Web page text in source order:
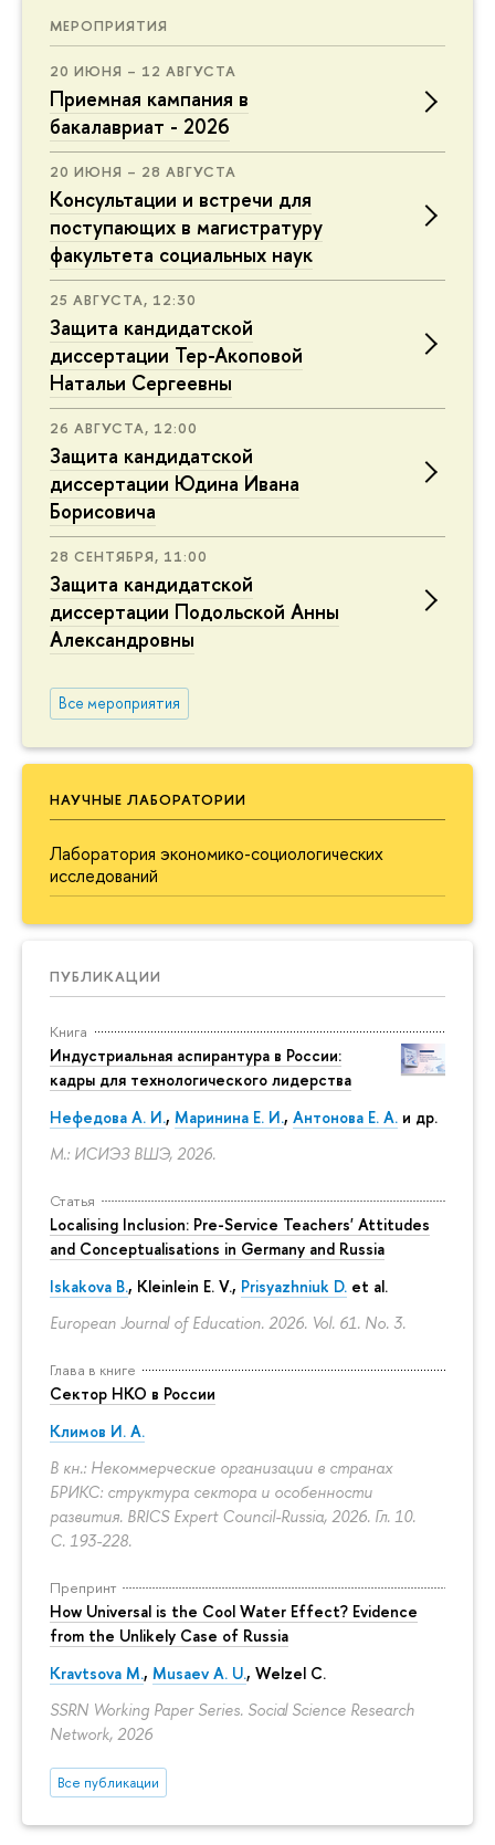
МЕРОПРИЯТИЯ
20 ИЮНЯ – 12 АВГУСТА
Приемная кампания в
бакалавриат - 2026
20 ИЮНЯ – 28 АВГУСТА
Консультации и встречи для
поступающих в магистратуру
факультета социальных наук
25 АВГУСТА, 12:30
Защита кандидатской
диссертации Тер-Акоповой
Натальи Сергеевны
26 АВГУСТА, 12:00
Защита кандидатской
диссертации Юдина Ивана
Борисовича
28 СЕНТЯБРЯ, 11:00
Защита кандидатской
диссертации Подольской Анны
Александровны
Все мероприятия
НАУЧНЫЕ ЛАБОРАТОРИИ
Лаборатория экономико-социологических
исследований
ПУБЛИКАЦИИ
Книга
Индустриальная аспирантура в России:
кадры для технологического лидерства
Нефедова А. И., Маринина Е. И., Антонова Е. А. и др.
М.: ИСИЭЗ ВШЭ, 2026.
Статья
Localising Inclusion: Pre-Service Teachers' Attitudes
and Conceptualisations in Germany and Russia
Iskakova B., Kleinlein E. V., Prisyazhniuk D. et al.
European Journal of Education. 2026. Vol. 61. No. 3.
Глава в книге
Сектор НКО в России
Климов И. А.
В кн.: Некоммерческие организации в странах
БРИКС: структура сектора и особенности
развития. BRICS Expert Council-Russia, 2026. Гл. 10.
С. 193-228.
Препринт
How Universal is the Cool Water Effect? Evidence
from the Unlikely Case of Russia
Kravtsova M., Musaev A. U., Welzel C.
SSRN Working Paper Series. Social Science Research
Network, 2026
Все публикации